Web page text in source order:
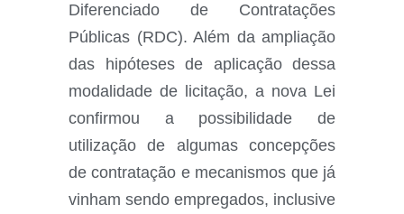
Diferenciado de Contratações
Públicas (RDC). Além da ampliação
das hipóteses de aplicação dessa
modalidade de licitação, a nova Lei
confirmou a possibilidade de
utilização de algumas concepções
de contratação e mecanismos que já
vinham sendo empregados, inclusive